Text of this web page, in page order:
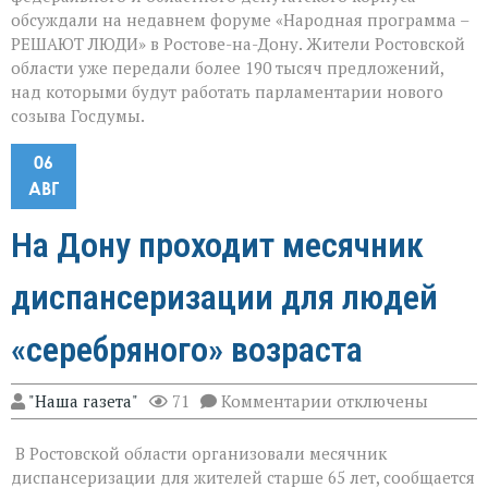
обсуждали на недавнем форуме «Народная программа –
РЕШАЮТ ЛЮДИ» в Ростове-на-Дону. Жители Ростовской
области уже передали более 190 тысяч предложений,
над которыми будут работать парламентарии нового
созыва Госдумы.
06
АВГ
На Дону проходит месячник
диспансеризации для людей
«серебряного» возраста
"Наша газета" 71 Комментарии к
записи
Дону
проходит
отключены
В Ростовской области организовали месячник
диспансеризации для жителей старше 65 лет, сообщается